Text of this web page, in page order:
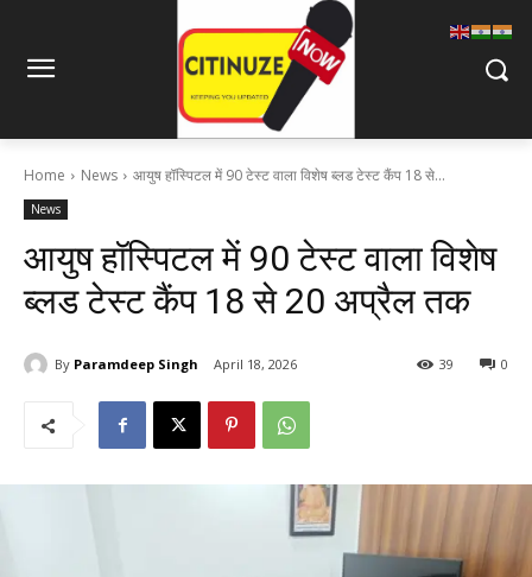
Home News आयुष हॉस्पिटल में 90 टेस्ट वाला विशेष ब्लड टेस्ट कैंप 18 से...
News
आयुष हॉस्पिटल में 90 टेस्ट वाला विशेष
ब्लड टेस्ट कैंप 18 से 20 अप्रैल तक
By Paramdeep Singh April 18, 2026 0
39